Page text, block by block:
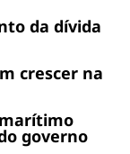
da dívida
crescer na
governo